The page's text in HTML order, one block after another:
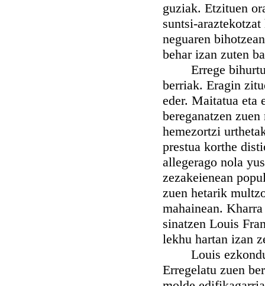
guziak. Etzituen
suntsi-
neguaren
behar izan zuten
Errege bihurtu
berriak. Eragin
eder. Maitatua eta
bereganatzen
hemezortzi
prestua korthe
allegerago nola
zezakeienean
zuen hetarik
mahainean.
sinatzen Louis
lekhu hartan izan
Louis ezkondu
Erregelatu zuen